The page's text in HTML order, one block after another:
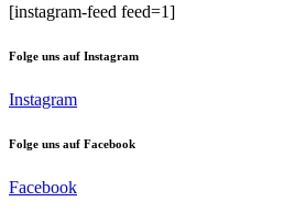
[instagram-feed feed=1]
Folge uns auf Instagram
Instagram
Folge uns auf Facebook
Facebook